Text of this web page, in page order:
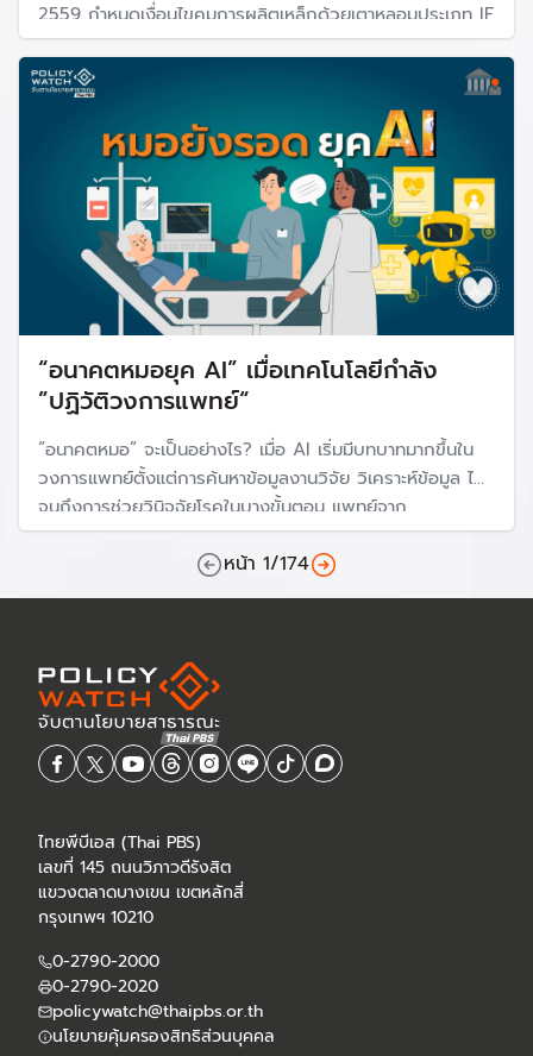
2559 กำหนดเงื่อนไขคุมการผลิตเหล็กด้วยเตาหลอมประเภท IF
(Induction Furnace) เพื่อป้องกันปัญหาสิ่งแวดล้อม แต่ขาด
การควบคุมมาตรฐาน
“อนาคตหมอยุค AI” เมื่อเทคโนโลยีกำลัง
”ปฏิวัติวงการแพทย์“
“อนาคตหมอ” จะเป็นอย่างไร? เมื่อ AI เริ่มมีบทบาทมากขึ้นใน
วงการแพทย์ตั้งแต่การค้นหาข้อมูลงานวิจัย วิเคราะห์ข้อมูล ไป
จนถึงการช่วยวินิจฉัยโรคในบางขั้นตอน แพทย์จาก
บำรุงราษฎร์เชื่อว่าขั้นสุดท้ายก็ยังต้องอาศัยดุลพินิจของแพทย์
สะท้อนข้อจำกัดเทคโนโลยี ขณะที่หลักเกณฑ์กำกับกฎหมายใน
ทางการแพทย์ ยังตามไม่ทัน
หน้า 1/174
ไทยพีบีเอส (Thai PBS)
เลขที่ 145 ถนนวิภาวดีรังสิต
แขวงตลาดบางเขน เขตหลักสี่
กรุงเทพฯ 10210
0-2790-2000
0-2790-2020
policywatch@thaipbs.or.th
นโยบายคุ้มครองสิทธิส่วนบุคคล